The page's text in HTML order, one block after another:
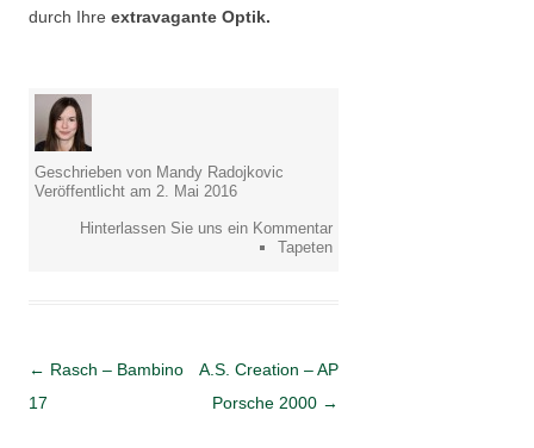
durch Ihre extravagante Optik.
Geschrieben von Mandy Radojkovic
Veröffentlicht am 2. Mai 2016
Hinterlassen Sie uns ein Kommentar
Tapeten
Artikel-Navigation
← Rasch – Bambino
17
A.S. Creation – AP
Porsche 2000 →